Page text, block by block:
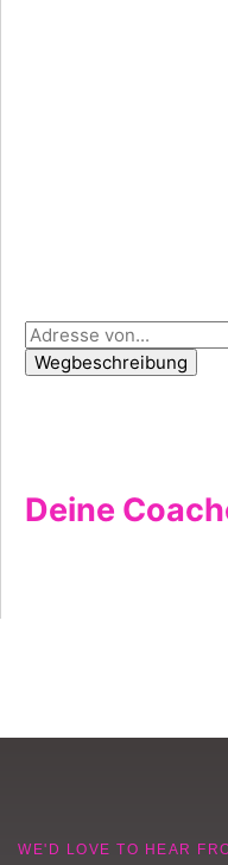
Deine
WE'D LOVE TO HEAR